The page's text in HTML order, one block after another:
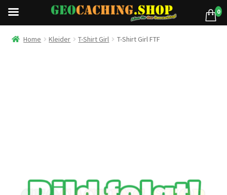
Home Kleider T-Shirt Girl T-Shirt Girl FTF
0